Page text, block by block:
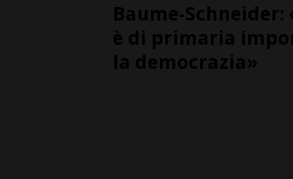
Baume-Schneider:
è di primaria
la democrazia»